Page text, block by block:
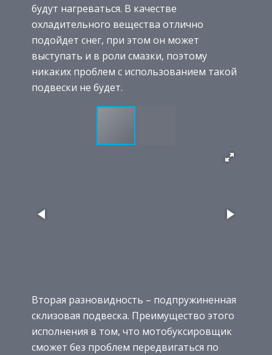
будут нагреваться. В качестве
охладительного вещества отлично
подойдет снег, при этом он может
выступать и в роли смазки, поэтому
никаких проблем с использованием такой
подвески не будет.
Вторая разновидность – подпружиненная
склизовая подвеска. Преимущество этого
исполнения в том, что мотобуксировщик
сможет без проблем передвигаться по